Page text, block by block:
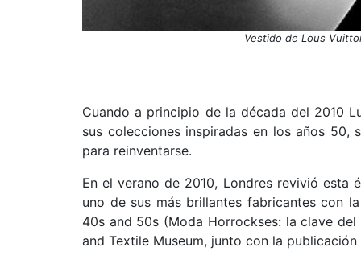
Vestido de Lous
Cuando a principio de la década del 2010
sus colecciones inspiradas en los años
para reinventarse.
En el verano de 2010, Londres revivió esta
uno de sus más brillantes fabricantes con
40s and 50s (Moda Horrockses: la clave
and Textile Museum, junto con la